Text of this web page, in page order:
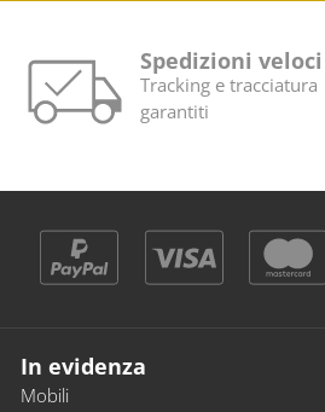
Spedizioni veloci
Tracking e tracciatura
garantiti
In evidenza
Mobili